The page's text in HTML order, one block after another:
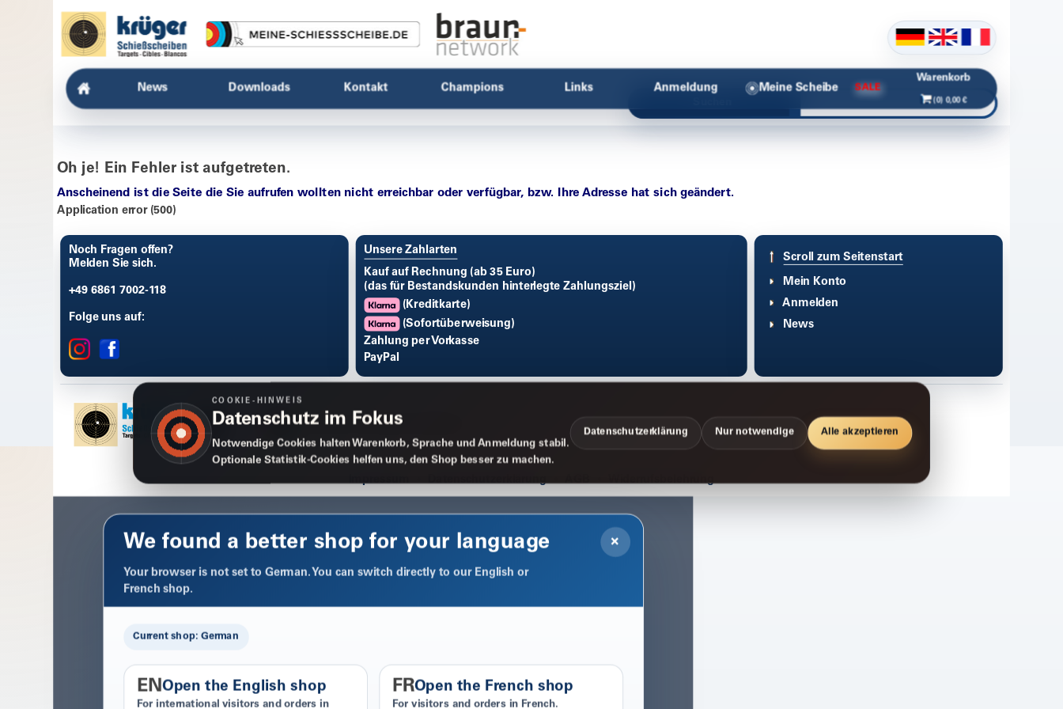
News Downloads Kontakt Champions Links Anmeldung Meine Scheibe SALE
Warenkorb
(0) 0,00 €
Oh je! Ein Fehler ist aufgetreten.
Anscheinend ist die Seite die Sie aufrufen wollten nicht erreichbar oder verfügbar, bzw. Ihre Adresse hat sich geändert.
Application error (500)
Noch Fragen offen?
Melden Sie sich.
+49 6861 7002-118
Folge uns auf:
Unsere Zahlarten
Kauf auf Rechnung (ab 35 Euro)
(das für Bestandskunden hinterlegte Zahlungsziel)
(Kreditkarte)
(Sofortüberweisung)
Zahlung per Vorkasse
PayPal
Scroll zum Seitenstart
Mein Konto
Anmelden
News
Impressum Datenschutzerklärung AGB Widerrufsbelehrung
×
We found a better shop for your language
Your browser is not set to German. You can switch directly to our English or
French shop.
Current shop: German
ENOpen the English shop
For international visitors and orders in
FROpen the French shop
For visitors and orders in French.
COOKIE-HINWEIS
Datenschutz im Fokus
Notwendige Cookies halten Warenkorb, Sprache und Anmeldung stabil.
Optionale Statistik-Cookies helfen uns, den Shop besser zu machen.
Datenschutzerklärung Nur notwendige Alle akzeptieren